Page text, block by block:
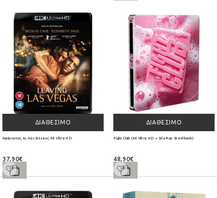
ΔΙΑΘΈΣΙΜΟ
Αφήνοντας το Λας Βέγκας 4K Ultra HD
37,90€
ΔΙΑΘΈΣΙΜΟ
Fight Club (4K Ultra HD + Blu-Ray Steelbook)
48,90€